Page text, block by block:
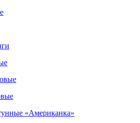
«Американка»